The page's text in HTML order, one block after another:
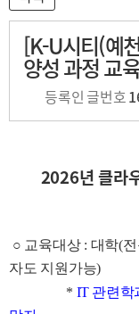
[K-U시티(예
양성 과정 교
등록인 글번호
2026년 클라
○ 교육대상 : 대학(
자도 지원가능)
* IT 관련학